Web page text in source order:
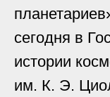
сегодня в
истории
им. К. Э.